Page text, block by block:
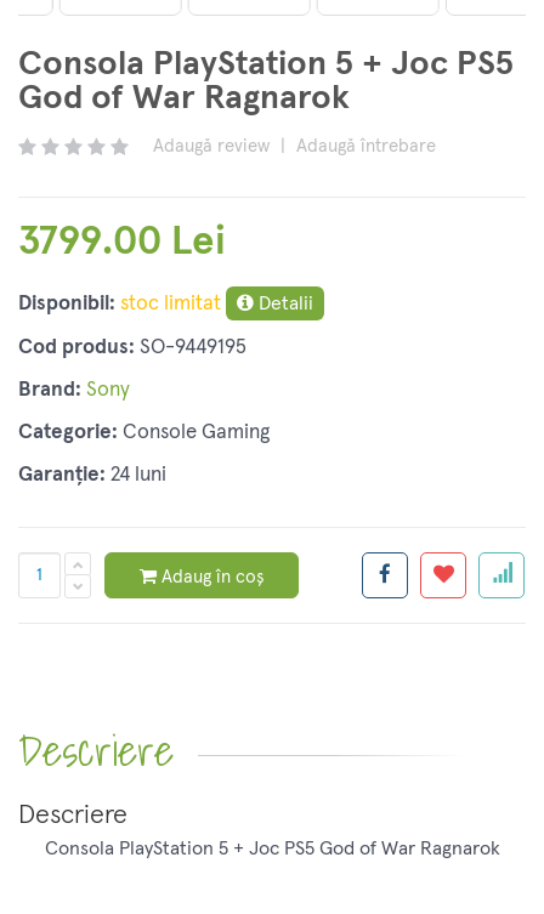
Consola PlayStation 5 + Joc PS5
God of War Ragnarok
Adaugă review Adaugă întrebare
3799.00 Lei
Disponibil: stoc limitat Detalii
Cod produs: SO-9449195
Brand: Sony
Categorie: Console Gaming
Garanție: 24 luni
Adaug în coș
Descriere
Descriere
Consola PlayStation 5 + Joc PS5 God of War Ragnarok